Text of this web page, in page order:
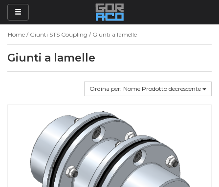
HOME
PRODOTTI
Side Navigation
Home Giunti STS Coupling Giunti a lamelle
Giunti a lamelle
Ordina per: Nome Prodotto decrescente